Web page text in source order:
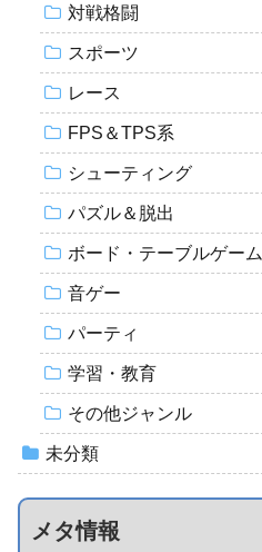
対戦格闘
スポーツ
レース
FPS＆TPS系
シューティング
パズル＆脱出
ボード・テーブルゲーム
音ゲー
パーティ
学習・教育
その他ジャンル
未分類
メタ情報